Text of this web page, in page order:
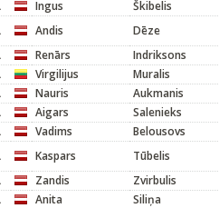
Ingus Škibelis
Andis Dēze
Renārs Indriksons
Virgilijus Muralis
Nauris Aukmanis
Aigars Salenieks
Vadims Belousovs
Kaspars Tūbelis
Zandis Zvirbulis
Anita Siliņa